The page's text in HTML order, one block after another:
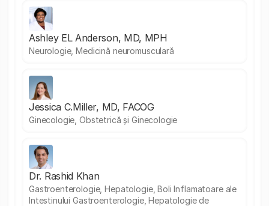
Ashley EL Anderson, MD, MPH
Neurologie, Medicină neuromusculară
Jessica C.Miller, MD, FACOG
Ginecologie, Obstetrică și Ginecologie
Dr. Rashid Khan
Gastroenterologie, Hepatologie, Boli Inflamatoare ale
Intestinului Gastroenterologie, Hepatologie de